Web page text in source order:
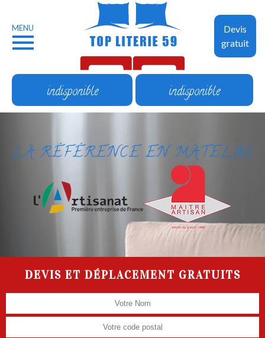
Devis
gratuit
MENU
indisponible indisponible
LA RÉFÉRENCE EN MATELAS
DEVIS ET DÉPLACEMENT GRATUITS